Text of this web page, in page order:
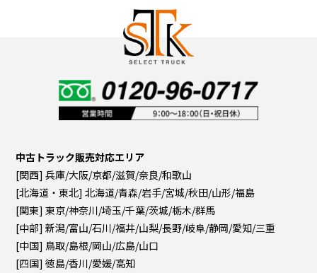
中古トラック販売対応エリア
[関西] 兵庫/大阪/京都/滋賀/奈良/和歌山
[北海道・東北] 北海道/青森/岩手/宮城/秋田/山形/福島
[関東] 東京/神奈川/埼玉/千葉/茨城/栃木/群馬
[中部] 新潟/富山/石川/福井/山梨/長野/岐阜/静岡/愛知/三重
[中国] 鳥取/島根/岡山/広島/山口
[四国] 徳島/香川/愛媛/高知